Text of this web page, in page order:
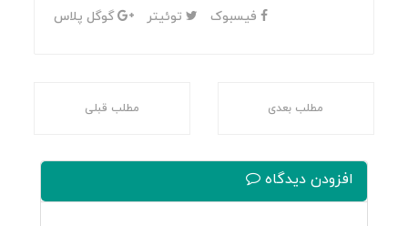
فیسبوک توئیتر گوگل پلاس
مطلب بعدی مطلب قبلی
افزودن دیدگاه